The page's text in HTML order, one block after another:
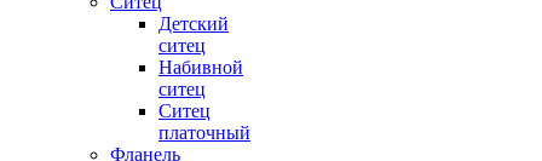
Детский
ситец
Набивной
ситец
Ситец
платочный
Фланель